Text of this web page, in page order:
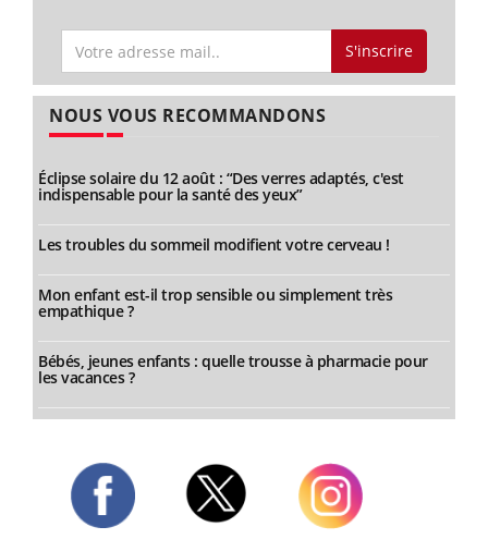
S'inscrire
NOUS VOUS RECOMMANDONS
Éclipse solaire du 12 août : “Des verres adaptés, c'est
indispensable pour la santé des yeux”
Les troubles du sommeil modifient votre cerveau !
Mon enfant est-il trop sensible ou simplement très
empathique ?
Bébés, jeunes enfants : quelle trousse à pharmacie pour
les vacances ?